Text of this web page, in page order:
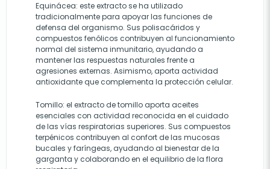
Equinácea: este extracto se ha utilizado
tradicionalmente para apoyar las funciones de
defensa del organismo. Sus polisacáridos y
compuestos fenólicos contribuyen al funcionamiento
normal del sistema inmunitario, ayudando a
mantener las respuestas naturales frente a
agresiones externas. Asimismo, aporta actividad
antioxidante que complementa la protección celular.
Tomillo: el extracto de tomillo aporta aceites
esenciales con actividad reconocida en el cuidado
de las vías respiratorias superiores. Sus compuestos
terpénicos contribuyen al confort de las mucosas
bucales y faríngeas, ayudando al bienestar de la
garganta y colaborando en el equilibrio de la flora